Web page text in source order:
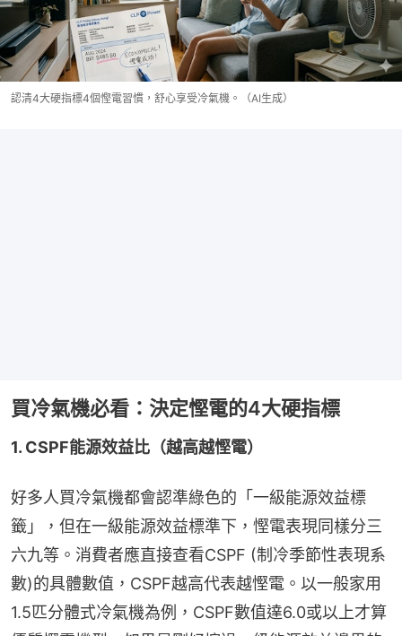
認清4大硬指標4個慳電習慣，舒心享受冷氣機。（AI生成）
買冷氣機必看：決定慳電的4大硬指標
1. CSPF能源效益比（越高越慳電）
好多人買冷氣機都會認準綠色的「一級能源效益標
籤」，但在一級能源效益標準下，慳電表現同樣分三
六九等。消費者應直接查看CSPF (制冷季節性表現系
數)的具體數值，CSPF越高代表越慳電。以一般家用
1.5匹分體式冷氣機為例，CSPF數值達6.0或以上才算